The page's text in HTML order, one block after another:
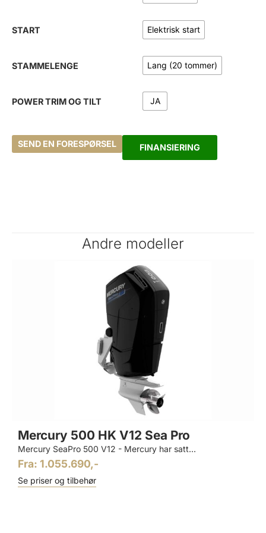
START Elektrisk start
STAMMELENGE Lang (20 tommer)
POWER TRIM OG TILT JA
SEND EN FORESPØRSEL FINANSIERING
Andre modeller
Mercury 500 HK V12 Sea Pro
Mercury SeaPro 500 V12 - Mercury har satt...
Fra: 1.055.690,-
Se priser og tilbehør